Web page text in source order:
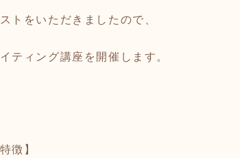
トをいただきましたので、
ティング講座を開催します。
徴】